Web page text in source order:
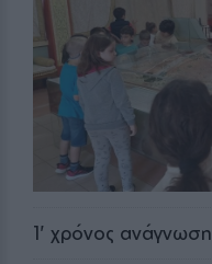
1' χρόνος